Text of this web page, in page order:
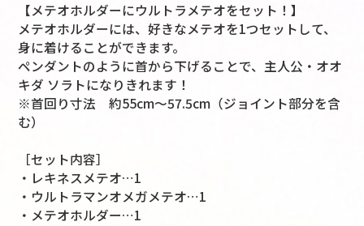
【メテオホルダーにウルトラメテオをセット！】
メテオホルダーには、好きなメテオを1つセットして、
身に着けることができます。
ペンダントのように首から下げることで、主人公・オオ
キダ ソラトになりきれます！
※首回り寸法 約55cm～57.5cm（ジョイント部分を含
む）
［セット内容］
・レキネスメテオ…1
・ウルトラマンオメガメテオ…1
・メテオホルダー…1